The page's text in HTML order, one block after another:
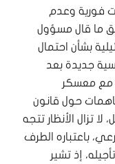
فورية وعدم
ما قال مسؤول
بشأن احتمال
جديدة بعد
مع معسكر
حول قانون
لا تزال الأنظار تتجه
باعتباره الطرف
إذ تشير